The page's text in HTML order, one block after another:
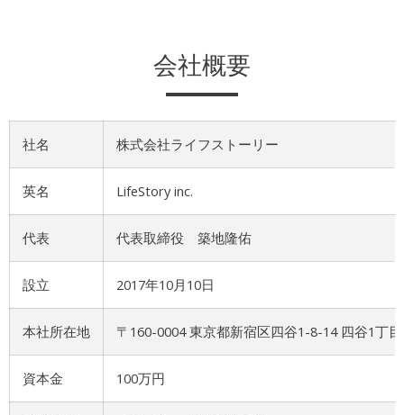
会社概要
社名 株式会社ライフストーリー
英名 LifeStory inc.
代表 代表取締役 築地隆佑
設立 2017年10月10日
本社所在地 〒160-0004 東京都新宿区四谷1-8-14 四谷1丁
資本金 100万円